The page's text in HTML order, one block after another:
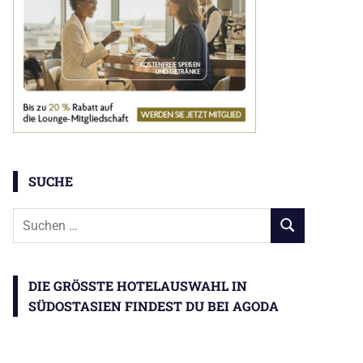
SUCHE
Suchen
SUCHEN
DIE GRÖSSTE HOTELAUSWAHL IN S
ÜDOSTASIEN FINDEST DU BEI AGODA